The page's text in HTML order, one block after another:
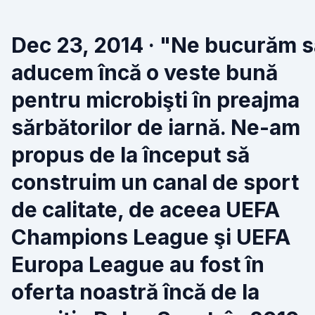
Dec 23, 2014 · "Ne bucurăm
aducem încă o veste bună
pentru microbişti în preajma
sărbătorilor de iarnă. Ne-am
propus de la început să
construim un canal de sport
de calitate, de aceea UEFA
Champions League şi UEFA
Europa League au fost în
oferta noastră încă de la